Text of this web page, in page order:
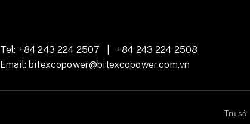
Tel: +84 243 224 2507
+84 243 224 2508
Email: bitexcopower@bitexcopower.com.vn
Trụ sở